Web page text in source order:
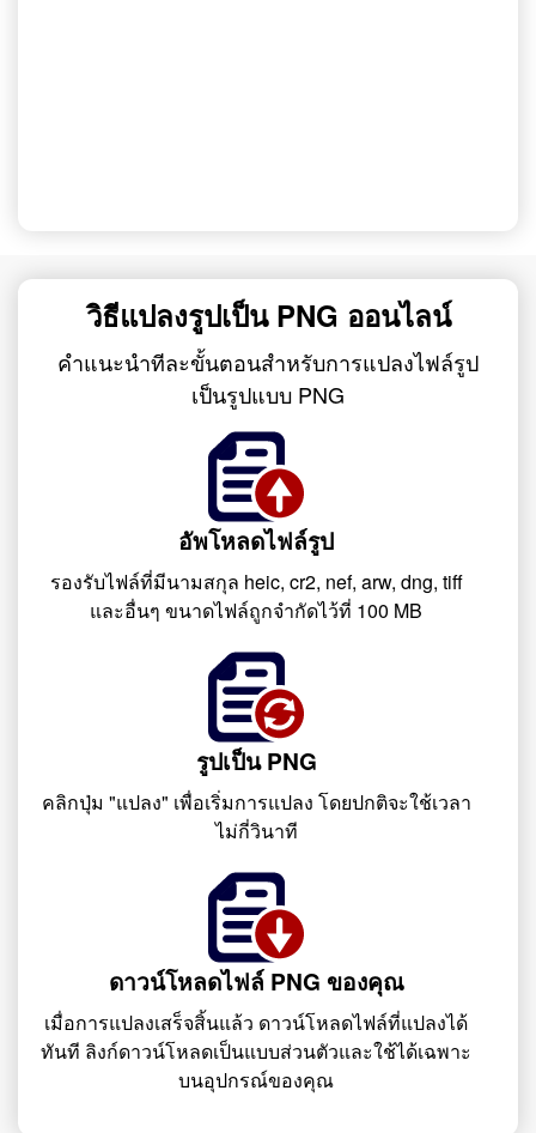
วิธีแปลงรูปเป็น PNG ออนไลน์
คำแนะนำทีละขั้นตอนสำหรับการแปลงไฟล์รูป
เป็นรูปแบบ PNG
อัพโหลดไฟล์รูป
รองรับไฟล์ที่มีนามสกุล heic, cr2, nef, arw, dng, tiff
และอื่นๆ ขนาดไฟล์ถูกจำกัดไว้ที่ 100 MB
รูปเป็น PNG
คลิกปุ่ม "แปลง" เพื่อเริ่มการแปลง โดยปกติจะใช้เวลา
ไม่กี่วินาที
ดาวน์โหลดไฟล์ PNG ของคุณ
เมื่อการแปลงเสร็จสิ้นแล้ว ดาวน์โหลดไฟล์ที่แปลงได้
ทันที ลิงก์ดาวน์โหลดเป็นแบบส่วนตัวและใช้ได้เฉพาะ
บนอุปกรณ์ของคุณ